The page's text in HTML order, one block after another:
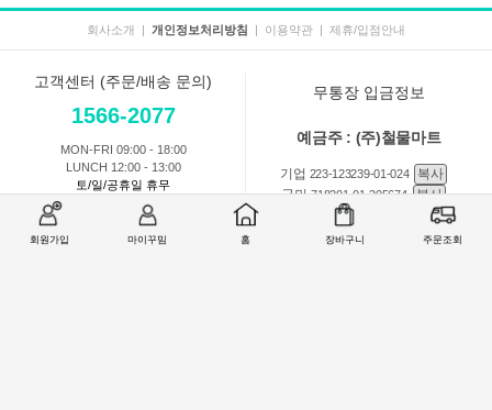
회원가입 마이꾸밈 홈 장바구니 주문조회
회사소개 | 개인정보처리방침 | 이용약관 | 제휴/입점안내
고객센터 (주문/배송 문의)
1566-2077
MON-FRI 09:00 - 18:00
LUNCH 12:00 - 13:00
토/일/공휴일 휴무
무통장 입금정보
예금주 : (주)철물마트
기업 223-123239-01-024
복사
국민718201-01-205674
복사
301-0168-3882-11 복사